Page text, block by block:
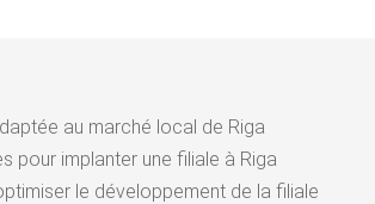
au marché local de Riga
pour implanter une filiale à Riga
le développement de la filiale